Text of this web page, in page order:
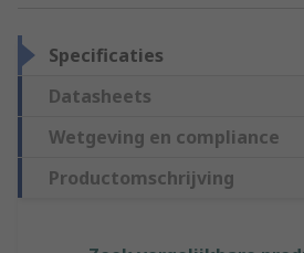
Specificaties
Datasheets
Wetgeving en compliance
Productomschrijving